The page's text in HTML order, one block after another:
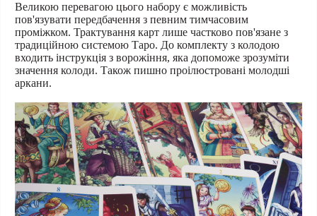
Великою перевагою цього набору є можливість
пов'язувати передбачення з певним тимчасовим
проміжком. Трактування карт лише частково пов'язане з
традиційною системою Таро. До комплекту з колодою
входить інструкція з ворожіння, яка допоможе зрозуміти
значення колоди. Також пишно проілюстровані молодші
аркани.